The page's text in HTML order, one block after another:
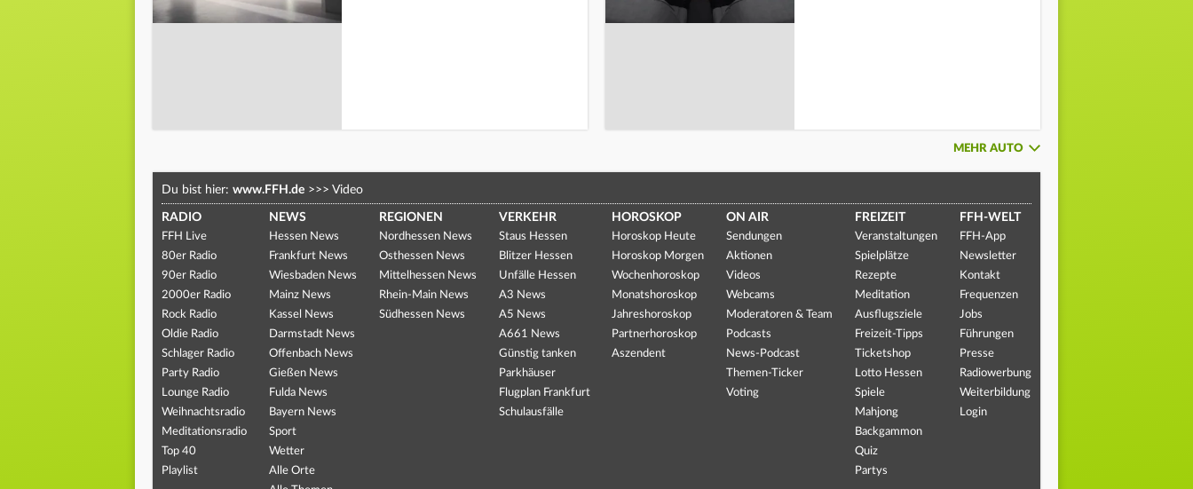
MEHR AUTO
Du bist hier: www.FFH.de >>> Video
RADIO
FFH Live
80er Radio
90er Radio
2000er Radio
Rock Radio
Oldie Radio
Schlager Radio
Party Radio
Lounge Radio
Weihnachtsradio
Meditationsradio
Top 40
Playlist
NEWS
Hessen News
Frankfurt News
Wiesbaden News
Mainz News
Kassel News
Darmstadt News
Offenbach News
Gießen News
Fulda News
Bayern News
Sport
Wetter
Alle Orte
REGIONEN
Nordhessen News
Osthessen News
Mittelhessen News
Rhein-Main News
Südhessen News
VERKEHR
Staus Hessen
Blitzer Hessen
Unfälle Hessen
A3 News
A5 News
A661 News
Günstig tanken
Parkhäuser
Flugplan Frankfurt
Schulausfälle
HOROSKOP
Horoskop Heute
Horoskop Morgen
Wochenhoroskop
Monatshoroskop
Jahreshoroskop
Partnerhoroskop
Aszendent
ON AIR
Sendungen
Aktionen
Videos
Webcams
Moderatoren & Team
Podcasts
News-Podcast
Themen-Ticker
Voting
FREIZEIT
Veranstaltungen
Spielplätze
Rezepte
Meditation
Ausflugsziele
Freizeit-Tipps
Ticketshop
Lotto Hessen
Spiele
Mahjong
Backgammon
Quiz
Partys
FFH-WELT
FFH-App
Newsletter
Kontakt
Frequenzen
Jobs
Führungen
Presse
Radiowerbung
Weiterbildung
Login